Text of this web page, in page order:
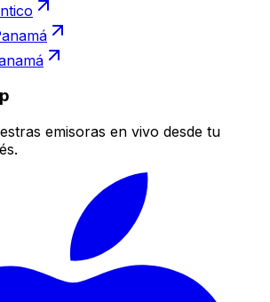
emisoras en vivo desde tu